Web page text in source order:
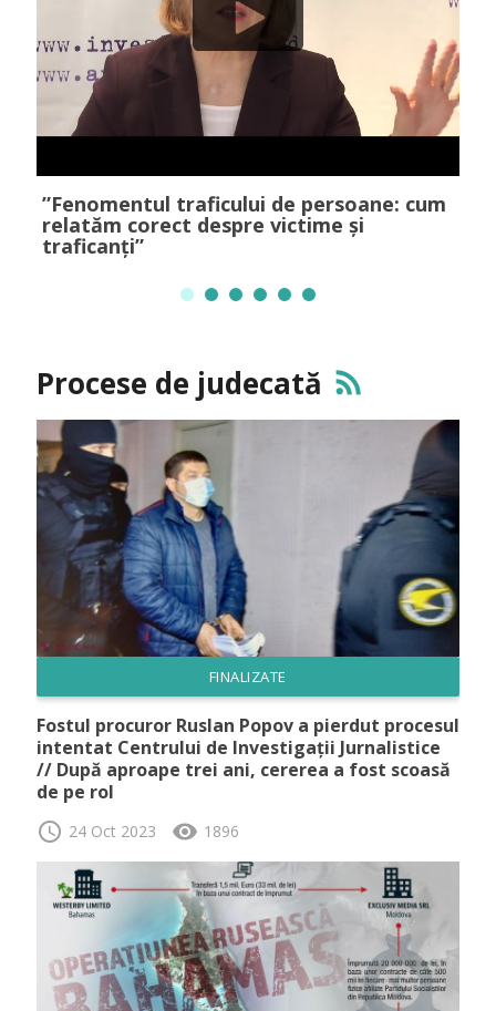
”Fenomentul traficului de persoane: cum
relatăm corect despre victime și
traficanți”
Procese de judecată rss_feed
FINALIZATE
Fostul procuror Ruslan Popov a pierdut procesul
intentat Centrului de Investigații Jurnalistice
// După aproape trei ani, cererea a fost scoasă
de pe rol
schedule 24 Oct 2023 visibility 1896